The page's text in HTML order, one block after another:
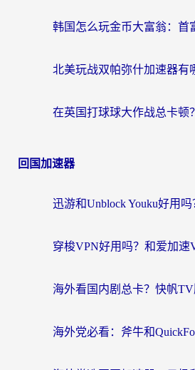
回国加速器